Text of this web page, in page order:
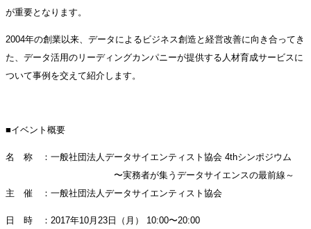
が重要となります。
2004年の創業以来、データによるビジネス創造と経営改善に向き合ってき
た、データ活用のリーディングカンパニーが提供する人材育成サービスに
ついて事例を交えて紹介します。
■イベント概要
名 称 ：一般社団法人データサイエンティスト協会 4thシンポジウム
〜実務者が集うデータサイエンスの最前線～
主 催 ：一般社団法人データサイエンティスト協会
日 時 ：2017年10月23日（月） 10:00〜20:00